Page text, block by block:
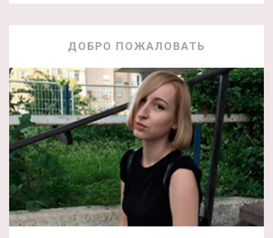
ДОБРО ПОЖАЛОВАТЬ